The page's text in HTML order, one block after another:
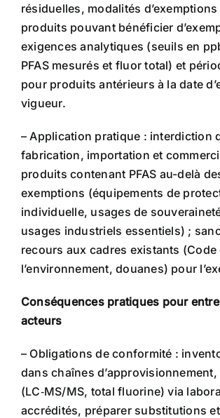
résiduelles, modalités
produits pouvant bénéficier
exigences analytiques (seuils en
PFAS mesurés et fluor total) et
pour produits antérieurs à la date
vigueur.
– Application pratique : interdiction
fabrication, importation et
produits contenant PFAS au-delà
exemptions (équipements de
individuelle, usages de
usages industriels essentiels) ;
recours aux cadres existants (Code
l’environnement, douanes) pour
Conséquences pratiques pour
acteurs
– Obligations de conformité :
dans chaînes d’approvisionnement,
(LC‑MS/MS, total fluorine) via
accrédités, préparer substitutions